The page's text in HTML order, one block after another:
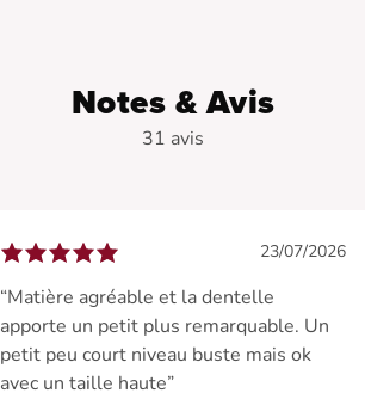
Notes & Avis
31 avis
23/07/2026
“Matière agréable et la dentelle
apporte un petit plus remarquable. Un
petit peu court niveau buste mais ok
avec un taille haute”